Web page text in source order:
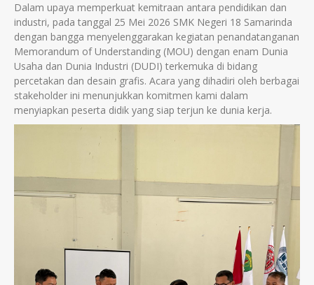
Dalam upaya memperkuat kemitraan antara pendidikan dan
industri, pada tanggal 25 Mei 2026 SMK Negeri 18 Samarinda
dengan bangga menyelenggarakan kegiatan penandatanganan
Memorandum of Understanding (MOU) dengan enam Dunia
Usaha dan Dunia Industri (DUDI) terkemuka di bidang
percetakan dan desain grafis. Acara yang dihadiri oleh berbagai
stakeholder ini menunjukkan komitmen kami dalam
menyiapkan peserta didik yang siap terjun ke dunia kerja.